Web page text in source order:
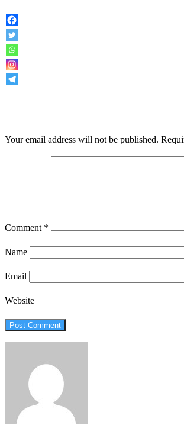
Your email address will not be published.
Comment *
Name
Email
Website